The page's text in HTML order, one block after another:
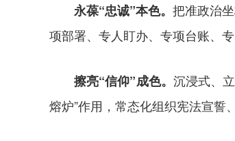
永葆“忠诚”本色。 把准政治
项部署、专人盯办、专项台账、
擦亮“信仰”成色。 沉浸式、
熔炉”作用，常态化组织宪法宣誓